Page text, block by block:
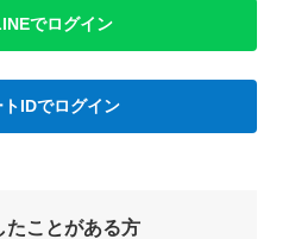
でログイン
トIDでログイン
ことがある方